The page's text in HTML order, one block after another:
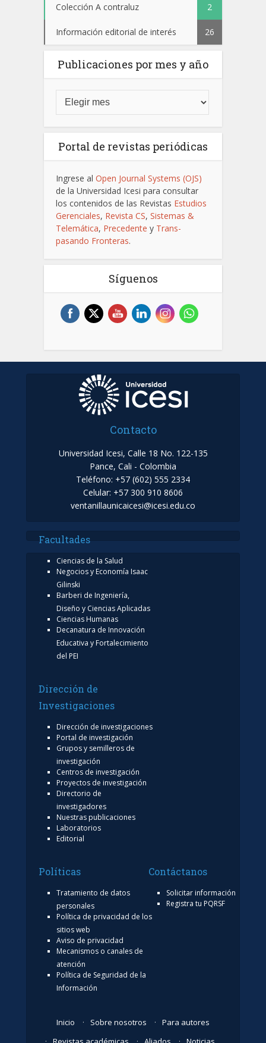
Colección A contraluz 2
Información editorial de interés 26
Publicaciones por mes y año
Portal de revistas periódicas
Ingrese al Open Journal Systems (OJS)
de la Universidad Icesi para consultar
los contenidos de las Revistas Estudios
Gerenciales, Revista CS, Sistemas &
Telemática, Precedente y Trans-
pasando Fronteras.
Síguenos
Contacto
Universidad Icesi, Calle 18 No. 122-135
Pance, Cali - Colombia
Teléfono: +57 (602) 555 2334
Celular: +57 300 910 8606
ventanillaunicaicesi@icesi.edu.co
Facultades
Ciencias de la Salud
Negocios y Economía Isaac
Gilinski
Barberi de Ingeniería,
Diseño y Ciencias Aplicadas
Ciencias Humanas
Decanatura de Innovación
Educativa y Fortalecimiento
del PEI
Dirección de
Investigaciones
Dirección de investigaciones
Portal de investigación
Grupos y semilleros de
investigación
Centros de investigación
Proyectos de investigación
Directorio de
investigadores
Nuestras publicaciones
Laboratorios
Editorial
Políticas
Tratamiento de datos
personales
Política de privacidad de los
sitios web
Aviso de privacidad
Mecanismos o canales de
atención
Política de Seguridad de la
Información
Contáctanos
Solicitar información
Registra tu PQRSF
Inicio Sobre nosotros
Para autores